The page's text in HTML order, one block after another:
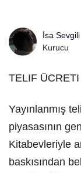
İsa Sevgili
Kurucu
TELIF
Yayınlanmış
piyasasının
Kitabevleriyle
baskısından